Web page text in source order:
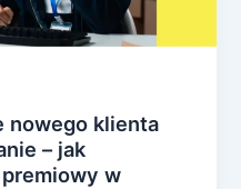
nowego klienta
– jak
w